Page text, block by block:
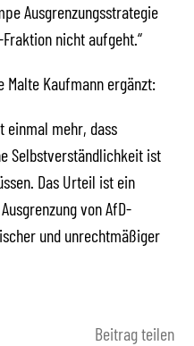
Ausgrenzungsstrategie
nicht aufgeht.“
Malte Kaufmann ergänzt:
einmal mehr, dass
Selbstverständlichkeit ist
Das Urteil ist ein
von AfD-
und unrechtmäßiger
Beitrag teilen